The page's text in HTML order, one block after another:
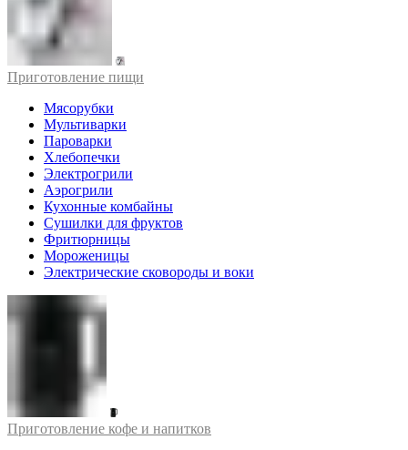
Приготовление пищи
Мясорубки
Мультиварки
Пароварки
Хлебопечки
Электрогрили
Аэрогрили
Кухонные комбайны
Сушилки для фруктов
Фритюрницы
Мороженицы
Электрические сковороды и воки
Приготовление кофе и напитков